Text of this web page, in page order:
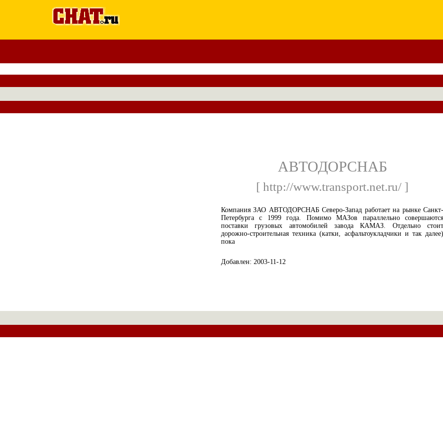
АВТОДОРСНАБ
[ http://www.transport.net.ru/ ]
Компания ЗАО АВТОДОРСНАБ Северо-Запад работает на рынке Санкт-
Петербурга с 1999 года. Помимо МАЗов параллельно совершаются
поставки грузовых автомобилей завода КАМАЗ. Отдельно стоит
дорожно-строительная техника (катки, асфальтоукладчики и так далее)
пока
Добавлен: 2003-11-12